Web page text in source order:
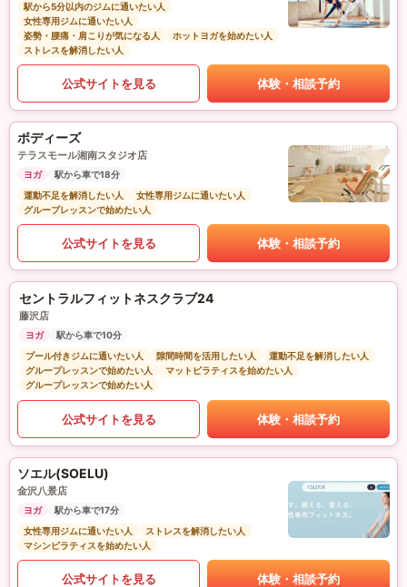
駅から5分以内のジムに通いたい人
女性専用ジムに通いたい人
姿勢・腰痛・肩こりが気になる人
ホットヨガを始めたい人
ストレスを解消したい人
公式サイトを見る 体験・相談予約
ボディーズ
テラスモール湘南スタジオ店
ヨガ
駅から車で18分
運動不足を解消したい人
女性専用ジムに通いたい人
グループレッスンで始めたい人
公式サイトを見る 体験・相談予約
セントラルフィットネスクラブ24
藤沢店
ヨガ
駅から車で10分
プール付きジムに通いたい人
隙間時間を活用したい人
運動不足を解消したい人
グループレッスンで始めたい人
マットピラティスを始めたい人
グループレッスンで始めたい人
公式サイトを見る 体験・相談予約
ソエル(SOELU)
金沢八景店
ヨガ
駅から車で17分
女性専用ジムに通いたい人
ストレスを解消したい人
マシンピラティスを始めたい人
公式サイトを見る 体験・相談予約